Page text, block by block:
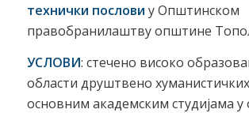
технички послови у Општинском
правобранилаштву општине
УСЛОВИ: стечено високо
области друштвено
основним академским студијама